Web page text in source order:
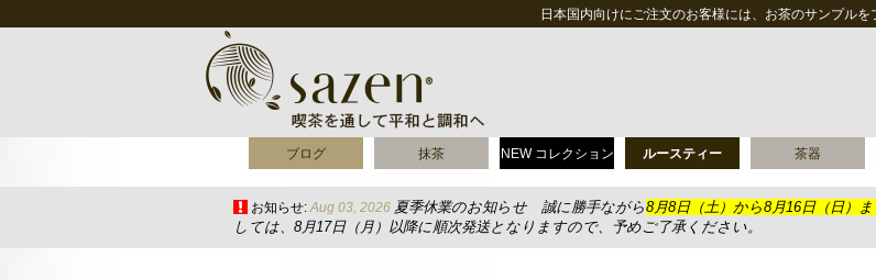
日本国内向けにご注文のお客様には、お茶のサンプルを
ブログ 抹茶 NEW コレクション ルースティー 茶器
お知らせ: Aug 03, 2026 夏季休業のお知らせ 誠に勝手ながら8月8日（土）から8月16日（日）
しては、8月17日（月）以降に順次発送となりますので、予めご了承ください。